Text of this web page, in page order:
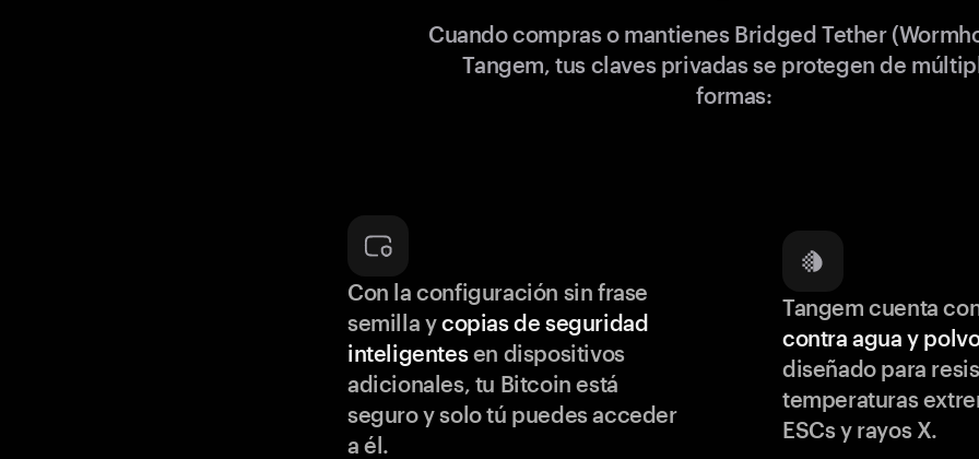
Cuando compras o mantienes Bridged Tether
Tangem, tus claves privadas se protegen de
formas:
Con la configuración sin frase
semilla ycopias de seguridad
inteligentesen dispositivos
adicionales, tu Bitcoin está
seguro y solo tú puedes acceder
a él.
Tangem cuenta
contra agua y
diseñado para
temperaturas
ESCs y rayos X.